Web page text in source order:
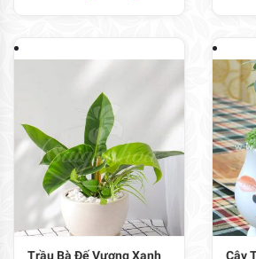
Trầu Bà Đế Vương Xanh
Cây